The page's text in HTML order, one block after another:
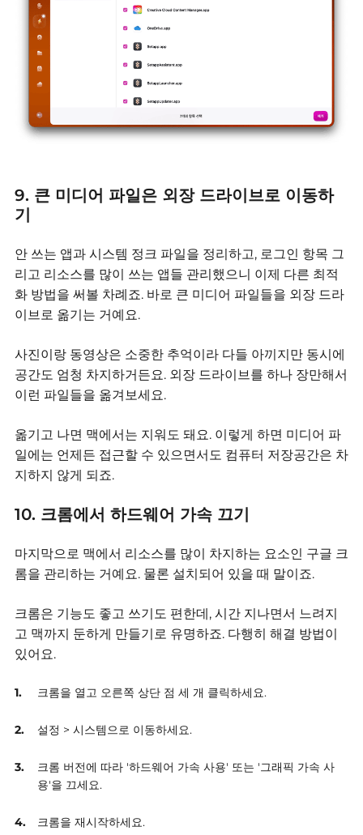
9. 큰 미디어 파일은 외장 드라이브로 이동하
기
안 쓰는 앱과 시스템 정크 파일을 정리하고, 로그인 항목 그
리고 리소스를 많이 쓰는 앱들 관리했으니 이제 다른 최적
화 방법을 써볼 차례죠. 바로 큰 미디어 파일들을 외장 드라
이브로 옮기는 거예요.
사진이랑 동영상은 소중한 추억이라 다들 아끼지만 동시에
공간도 엄청 차지하거든요. 외장 드라이브를 하나 장만해서
이런 파일들을 옮겨보세요.
옮기고 나면 맥에서는 지워도 돼요. 이렇게 하면 미디어 파
일에는 언제든 접근할 수 있으면서도 컴퓨터 저장공간은 차
지하지 않게 되죠.
10. 크롬에서 하드웨어 가속 끄기
마지막으로 맥에서 리소스를 많이 차지하는 요소인 구글 크
롬을 관리하는 거예요. 물론 설치되어 있을 때 말이죠.
크롬은 기능도 좋고 쓰기도 편한데, 시간 지나면서 느려지
고 맥까지 둔하게 만들기로 유명하죠. 다행히 해결 방법이
있어요.
크롬을 열고 오른쪽 상단 점 세 개 클릭하세요.
설정 > 시스템으로 이동하세요.
크롬 버전에 따라 '하드웨어 가속 사용' 또는 '그래픽 가속 사
용'을 끄세요.
크롬을 재시작하세요.